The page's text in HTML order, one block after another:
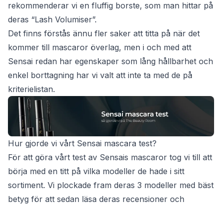
rekommenderar vi en fluffig borste, som man hittar på
deras “Lash Volumiser”.
Det finns förstås ännu fler saker att titta på när det
kommer till mascaror överlag, men i och med att
Sensai redan har egenskaper som lång hållbarhet och
enkel borttagning har vi valt att inte ta med de på
kriterielistan.
Hur gjorde vi vårt Sensai mascara test?
För att göra vårt test av Sensais mascaror tog vi till att
börja med en titt på vilka modeller de hade i sitt
sortiment. Vi plockade fram deras 3 modeller med bäst
betyg för att sedan läsa deras recensioner och